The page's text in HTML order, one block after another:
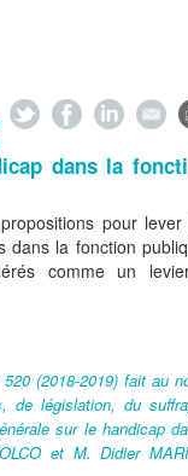
dans la
pour lever
dans la fonction
comme un
(2018-2019) fait au
de législation, du
sur le handicap
et M. Didier